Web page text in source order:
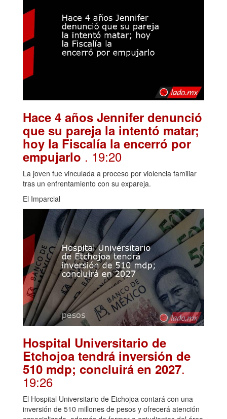
Hace 4 años Jennifer denunció
que su pareja la intentó matar;
hoy la Fiscalía la encerró por
empujarlo . 19:20
La joven fue vinculada a proceso por violencia familiar
tras un enfrentamiento con su expareja.
El Imparcial
Hospital Universitario de
Etchojoa tendrá inversión de
510 mdp; concluirá en 2027.
19:26
El Hospital Universitario de Etchojoa contará con una
inversión de 510 millones de pesos y ofrecerá atención